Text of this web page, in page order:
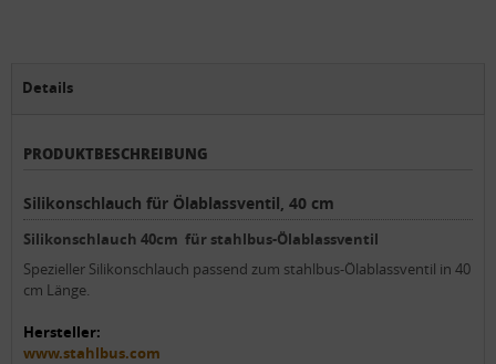
Details
PRODUKTBESCHREIBUNG
Silikonschlauch für Ölablassventil, 40 cm
Silikonschlauch 40cm für stahlbus-Ölablassventil
Spezieller Silikonschlauch passend zum stahlbus-Ölablassventil in 40
cm Länge.
Hersteller:
www.stahlbus.com